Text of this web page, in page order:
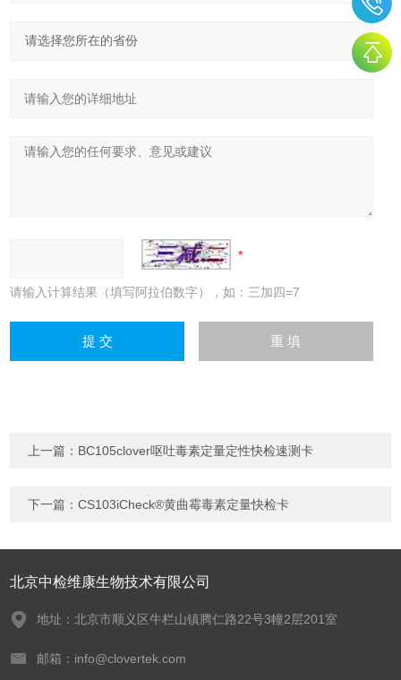
请输入计算结果（填写阿拉伯数字），如：三加四=7
上一篇： BC105clover呕吐毒素定量定性快检速测卡
下一篇：CS103iCheck®黄曲霉毒素定量快检卡
北京中检维康生物技术有限公司
地址：北京市顺义区牛栏山镇腾仁路22号3幢2层201室
邮箱：info@clovertek.com